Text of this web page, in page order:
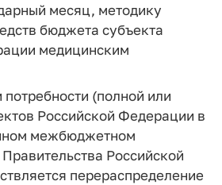
месяц, методику
бюджета субъекта
медицинским
потребности (полной или
Российской Федерации в
межбюджетном
Российской
перераспределение